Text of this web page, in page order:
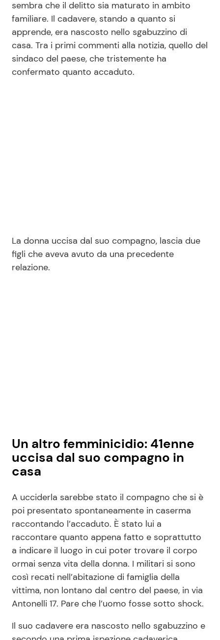
Seguici
Info
sembra che il delitto sia maturato in ambito
familiare. Il cadavere, stando a quanto si
apprende, era nascosto nello sgabuzzino di
casa. Tra i primi commenti alla notizia, quello del
sindaco del paese, che tristemente ha
confermato quanto accaduto.
La donna uccisa dal suo compagno, lascia due
figli che aveva avuto da una precedente
relazione.
Un altro femminicidio: 41enne
uccisa dal suo compagno in
casa
A ucciderla sarebbe stato il compagno che si è
poi presentato spontaneamente in caserma
raccontando l’accaduto. È stato lui a
raccontare quanto appena fatto e soprattutto
a indicare il luogo in cui poter trovare il corpo
ormai senza vita della donna. I militari si sono
così recati nell’abitazione di famiglia della
vittima, non lontano dal centro del paese, in via
Antonelli 17. Pare che l’uomo fosse sotto shock.
Il suo cadavere era nascosto nello sgabuzzino e